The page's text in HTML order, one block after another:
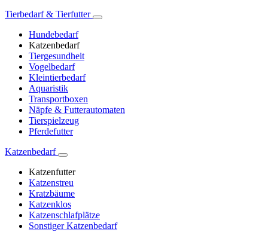
Tierbedarf & Tierfutter
Hundebedarf
Katzenbedarf
Tiergesundheit
Vogelbedarf
Kleintierbedarf
Aquaristik
Transportboxen
Näpfe & Futterautomaten
Tierspielzeug
Pferdefutter
Katzenbedarf
Katzenfutter
Katzenstreu
Kratzbäume
Katzenklos
Katzenschlafplätze
Sonstiger Katzenbedarf